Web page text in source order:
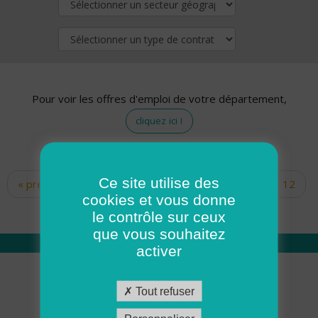
Pour voir les offres d'emploi de votre département,
cliquez ici !
Pages
« premier ‹ précédent … 10
12
14 15 16 17
Qui sommes nous
Académie ADMR
Ce site utilise des
cookies et vous donne
le contrôle sur ceux
que vous souhaitez
activer
Tout refuser